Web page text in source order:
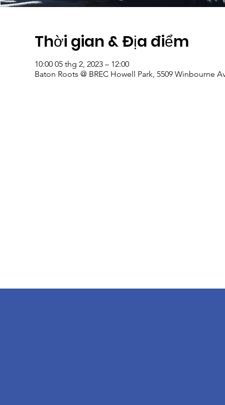
Thời gian & Địa điểm
10:00 05 thg 2, 2023 – 12:00
Baton Roots @ BREC Howell Park, 5509 Winbourne